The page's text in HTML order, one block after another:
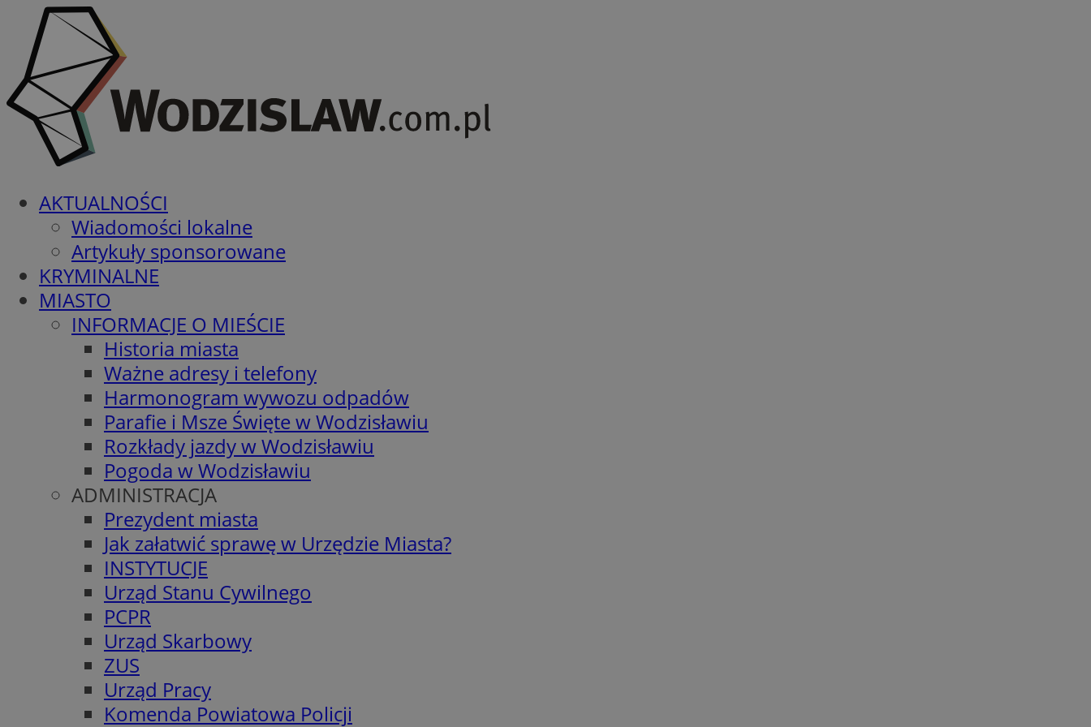
AKTUALNOŚCI
Wiadomości lokalne
Artykuły sponsorowane
KRYMINALNE
MIASTO
INFORMACJE O MIEŚCIE
Historia miasta
Ważne adresy i telefony
Harmonogram wywozu odpadów
Parafie i Msze Święte w Wodzisławiu
Rozkłady jazdy w Wodzisławiu
Pogoda w Wodzisławiu
ADMINISTRACJA
Prezydent miasta
Jak załatwić sprawę w Urzędzie Miasta?
INSTYTUCJE
Urząd Stanu Cywilnego
PCPR
Urząd Skarbowy
ZUS
Urząd Pracy
Komenda Powiatowa Policji